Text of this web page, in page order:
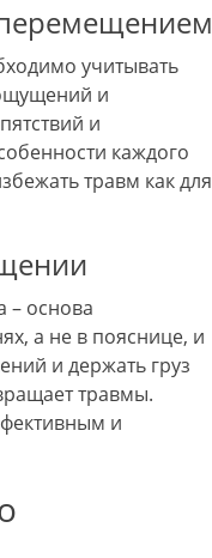
учитывать
и
и
каждого
травм как для
– основа
а не в пояснице, и
и держать груз
травмы.
и